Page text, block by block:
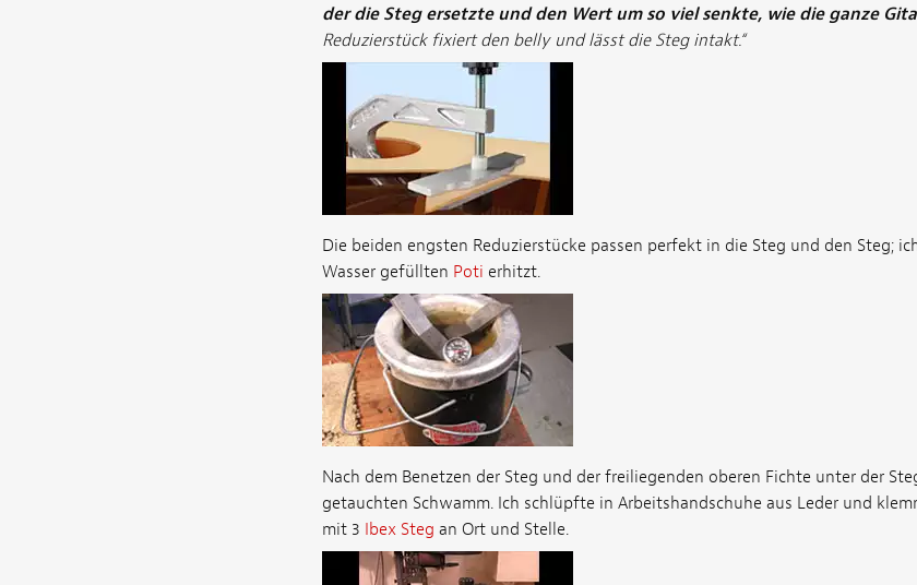
der die Steg ersetzte und den Wert um so viel senkte, wie die ganze
Reduzierstück fixiert den belly und lässt die Steg intakt.“
Die beiden engsten Reduzierstücke passen perfekt in die Steg und den Steg;
Wasser gefüllten Poti erhitzt.
Nach dem Benetzen der Steg und der freiliegenden oberen Fichte unter der
getauchten Schwamm. Ich schlüpfte in Arbeitshandschuhe aus Leder und
mit 3 Ibex Steg an Ort und Stelle.